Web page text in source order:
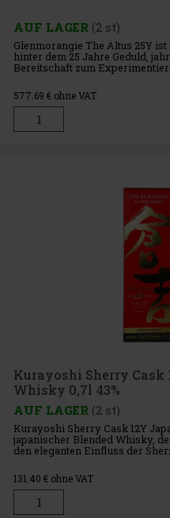
AUF LAGER (2 st)
Glenmorangie The Altus 25Y
hinter dem 25 Jahre Geduld,
Bereitschaft zum
leitet sich vom lateinischen
577.69 € ohne VAT
Kurayoshi Sherry Cask
Whisky 0,7l 43%
AUF LAGER (2 st)
Kurayoshi Sherry Cask 12Y
japanischer Blended Whisky,
den eleganten Einfluss der
jährigen Reifung bietet er
131.40 € ohne VAT